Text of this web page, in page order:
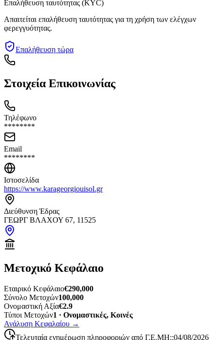
Επαλήθευση ταυτότητας (KYC)
Απαιτείται επαλήθευση ταυτότητας για τη χρήση των ελέγχων
φερεγγυότητας.
Επαλήθευση τώρα
Στοιχεία Επικοινωνίας
Τηλέφωνο
********
Email
********
Ιστοσελίδα
https://www.karageorgiouisol.gr
Διεύθυνση Έδρας
ΓΕΩΡΓ ΒΛΑΧΟΥ 67, 11525
Μετοχικό Κεφάλαιο
Εταιρικό Κεφάλαιο€290,000
Σύνολο Μετοχών100,000
Ονομαστική Αξία€2.9
Τύποι Μετοχών1 · Ονομαστικές, Κοινές
Ανάλυση Κεφαλαίου →
Τελευταία ενημέρωση πληροφοριών από Γ.Ε.ΜΗ::04/08/2026